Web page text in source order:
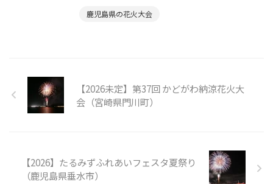
鹿児島県の花火大会
【2026未定】第37回 かどがわ納涼花火大
会（宮崎県門川町）
【2026】たるみずふれあいフェスタ夏祭り
（鹿児島県垂水市）